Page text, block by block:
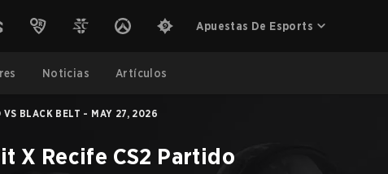
Apuestas De Esports
Noticias Artículos
VS BLACK BELT - MAY 27, 2026
X Recife CS2 Partido